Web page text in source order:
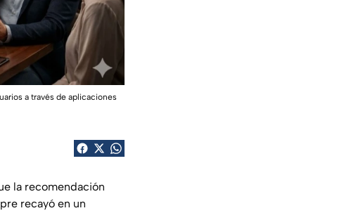
a través de aplicaciones
la recomendación
recayó en un